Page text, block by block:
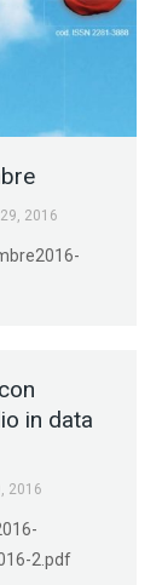
2016
in data
2016
2.pdf